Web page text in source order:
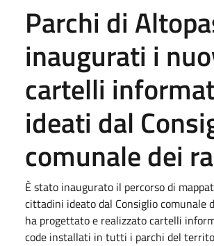
Parchi di
inaugurati i
cartelli
ideati dal
comunale dei
È stato inaugurato il percorso di
cittadini ideato dal Consiglio comunale
ha progettato e realizzato cartelli
code installati in tutti i parchi del